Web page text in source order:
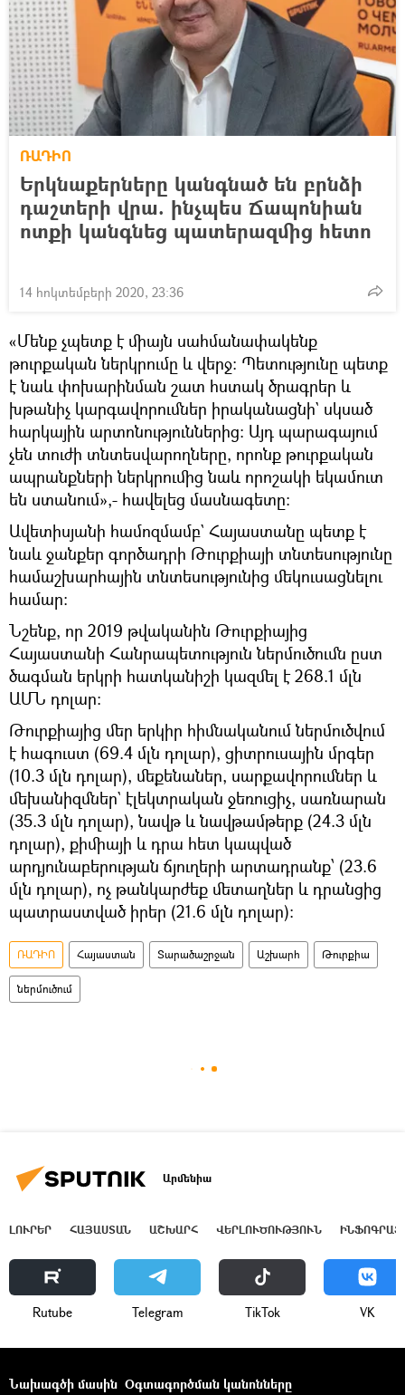
ՌԱԴԻՈ
Երկնաքերները կանգնած են բրնձի
դաշտերի վրա. ինչպես Ճապոնիան
ոտքի կանգնեց պատերազմից հետո
14 հոկտեմբերի 2020, 23:36
«Մենք չպետք է միայն սահմանափակենք
թուրքական ներկրումը և վերջ։ Պետությունը պետք
է նաև փոխարինման շատ հստակ ծրագրեր և
խթանիչ կարգավորումներ իրականացնի` սկսած
հարկային արտոնություններից։ Այդ պարագայում
չեն տուժի տնտեսվարողները, որոնք թուրքական
ապրանքների ներկրումից նաև որոշակի եկամուտ
են ստանում»,- հավելեց մասնագետը։
Ավետիսյանի համոզմամբ` Հայաստանը պետք է
նաև ջանքեր գործադրի Թուրքիայի տնտեսությունը
համաշխարհային տնտեսությունից մեկուսացնելու
համար։
Նշենք, որ 2019 թվականին Թուրքիայից
Հայաստանի Հանրապետություն ներմուծումն ըստ
ծագման երկրի հատկանիշի կազմել է 268.1 մլն
ԱՄՆ դոլար։
Թուրքիայից մեր երկիր հիմնականում ներմուծվում
է hագուստ (69.4 մլն դոլար), ցիտրուսային մրգեր
(10.3 մլն դոլար), մեքենաներ, սարքավորումներ և
մեխանիզմներ` էլեկտրական ջեռուցիչ, սառնարան
(35.3 մլն դոլար), նավթ և նավթամթերք (24.3 մլն
դոլար), քիմիայի և դրա հետ կապված
արդյունաբերության ճյուղերի արտադրանք՝ (23.6
մլն դոլար), ոչ թանկարժեք մետաղներ և դրանցից
պատրաստված իրեր (21.6 մլն դոլար)։
ՌԱԴԻՈ Հայաստան Տարածաշրջան Աշխարհ Թուրքիա
ներմուծում
Արմենիա
ԼՈՒՐԵՐ ՀԱՅԱՍՏԱՆ ԱՇԽԱՐՀ ՎԵՐԼՈՒԾՈՒԹՅՈՒՆ
Rutube Telegram ТikТоk VK
Նախագծի մասին Օգտագործման կանոնները